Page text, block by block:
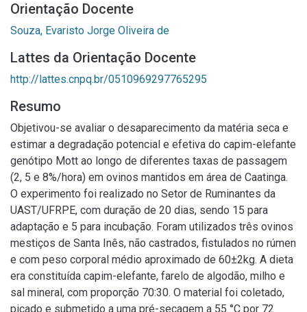
Orientação Docente
Souza, Evaristo Jorge Oliveira de
Lattes da Orientação Docente
http://lattes.cnpq.br/0510969297765295
Resumo
Objetivou-se avaliar o desaparecimento da matéria seca e
estimar a degradação potencial e efetiva do capim-elefante
genótipo Mott ao longo de diferentes taxas de passagem
(2, 5 e 8%/hora) em ovinos mantidos em área de Caatinga.
O experimento foi realizado no Setor de Ruminantes da
UAST/UFRPE, com duração de 20 dias, sendo 15 para
adaptação e 5 para incubação. Foram utilizados três ovinos
mestiços de Santa Inês, não castrados, fistulados no rúmen
e com peso corporal médio aproximado de 60±2kg. A dieta
era constituída capim-elefante, farelo de algodão, milho e
sal mineral, com proporção 70:30. O material foi coletado,
picado e submetido a uma pré-secagem a 55 °C por 72